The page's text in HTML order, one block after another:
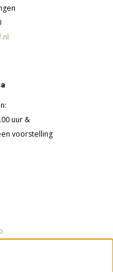
uur &
voorstelling